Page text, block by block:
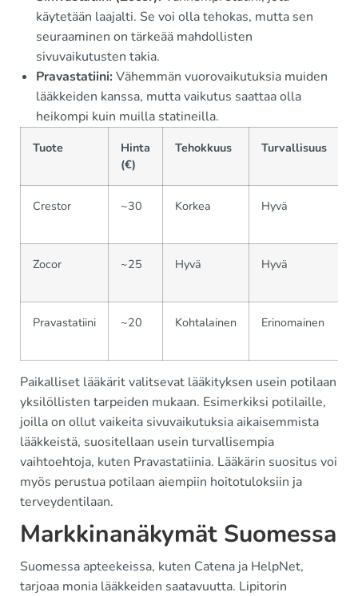
käytetään laajalti. Se voi olla tehokas, mutta sen
seuraaminen on tärkeää mahdollisten
sivuvaikutusten takia.
Pravastatiini:Vähemmän vuorovaikutuksia muiden
lääkkeiden kanssa, mutta vaikutus saattaa olla
heikompi kuin muilla statineilla.
Tuote
Hinta
(€)
Tehokkuus Turvallisuus
Crestor ~30 Korkea Hyvä
Zocor ~25 Hyvä Hyvä
Pravastatiini ~20 Kohtalainen Erinomainen
Paikalliset lääkärit valitsevat lääkityksen usein potilaan
yksilöllisten tarpeiden mukaan. Esimerkiksi potilaille,
joilla on ollut vaikeita sivuvaikutuksia aikaisemmista
lääkkeistä, suositellaan usein turvallisempia
vaihtoehtoja, kuten Pravastatiinia. Lääkärin suositus voi
myös perustua potilaan aiempiin hoitotuloksiin ja
terveydentilaan.
Markkinanäkymät Suomessa
Suomessa apteekeissa, kuten Catena ja HelpNet,
tarjoaa monia lääkkeiden saatavuutta. Lipitorin